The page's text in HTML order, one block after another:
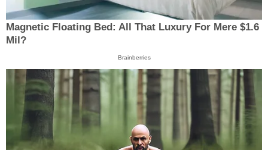
Magnetic Floating Bed: All That Luxury For Mere $1.6
Mil?
Brainberries